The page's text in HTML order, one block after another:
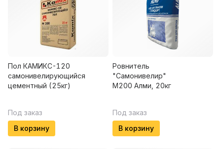
Пол КАМИКС-120
самонивелирующийся
цементный (25кг)
Под заказ
В корзину
Ровнитель
"Самонивелир"
М200 Алми, 20кг
Под заказ
В корзину